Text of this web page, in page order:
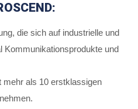
die sich auf industrielle und
Kommunikationsprodukte und
als 10 erstklassigen